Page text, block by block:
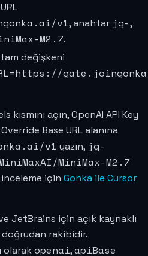
v1, anahtar jg-,
M2.7.
değişkeni
açın, OpenAI API Key
Base URL alanına
v1 yazın, jg-
MiniMax-M2.7
için Gonka ile Cursor
JetBrains için açık kaynaklı
rakibidir.
olarakopenai,apiBase